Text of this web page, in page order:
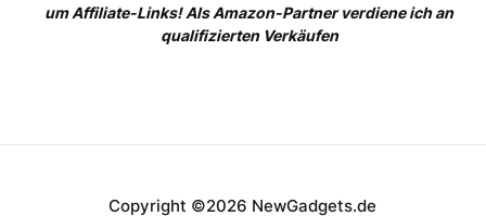
um Affiliate-Links! Als Amazon-Partner verdiene ich an
qualifizierten Verkäufen
Copyright ©2026 NewGadgets.de